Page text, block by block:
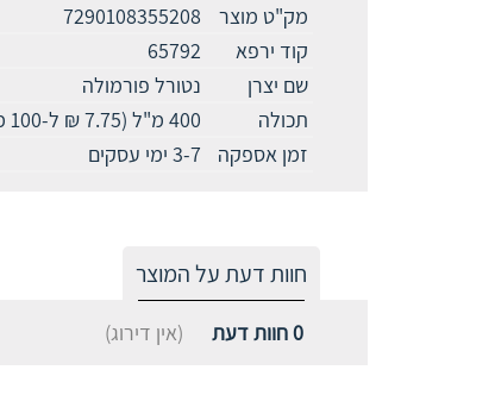
מק"ט מוצר
7290108355208
קוד ירפא
65792
שם יצרן
נטורל פורמולה
תכולה
400 מ"ל (7.75 ₪ ל-100 מ"ל)
זמן אספקה
3-7 ימי עסקים
חוות דעת על המוצר
0חוות דעת (אין דירוג)